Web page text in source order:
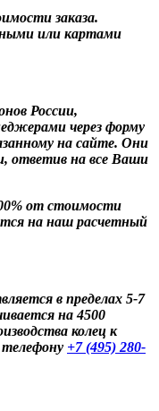
заказа.
или картами
России,
через форму
на сайте. Они
ответив на все Ваши
от стоимости
на наш расчетный
в пределах 5-7
на 4500
колец к
+7 (495) 280-